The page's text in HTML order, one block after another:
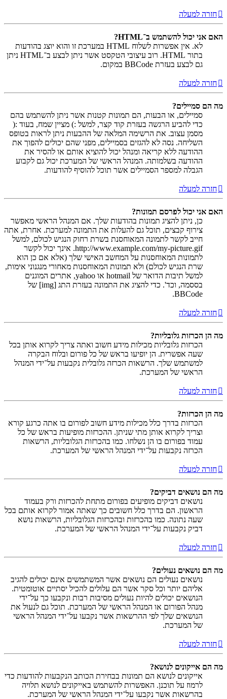
חזרה למעלה
האם אני יכול להשתמש ב־HTML?
לא. אין אפשרות לשלוח HTML במערכת זו והוא יוצג בהודעות
בתור HTML. רוב עיצובי הטקסט אשר ניתן לבצע ב־HTML ניתן
גם לבצע בעזרת BBCode במקום.
חזרה למעלה
מה הם סמיילים?
סמיילים, או הבעות, הם תמונות קטנות אשר ניתן להשתמש בהם
כדי להביע הרגשה בעזרת קוד קצר, למשל :) מציין שמח, בעוד :(
מסמן עצוב. את הרשימה המלאה של ההבעות ניתן לראות בטופס
השליחה. נסה לא להגזים בסמיילים, מפני שהם יכולים להפוך את
ההודעה ללא קריאה ומנהל יכול להוציא אותם או להסיר את
ההודעה בשלמותה. המנהל הראשי של המערכת יכול גם לקבוע
הגבלה למספר הסמיילים אשר תוכל להוסיף להודעות.
חזרה למעלה
האם אני יכול לפרסם תמונות?
כן, ניתן להציג תמונות בהודעות שלך. אם המנהל הראשי מאפשר
צירוף קבצים, תוכל גם להעלות את התמונה למערכת. אחרת, אתה
חייב לקשר לתמונה המאוחסנת בשרת רחוק הנגיש לכולם, למשל
http://www.example.com/my-picture.gif. אינך יכול לקשר
לתמונות המאוחסנות על המחשב האישי שלך (אלא אם כן הוא
שרת הנגיש לכולם) ולא תמונות המאוחסנות מאחורי מנגנוני אימות,
למשל תיבות הדואר של hotmail או yahoo, אתרים המוגנים
בססמה, וכד'. כדי להציג את התמונה בעזרת התג [img] של
BBCode.
חזרה למעלה
מה הן הכרזות גלובליות?
הכרזות גלובליות מכילות מידע חשוב ואתה צריך לקרוא אותן בכל
שעה אפשרית. הן יופיעו בראש של כל פורום ובלוח הבקרה
למשתמש שלך. הרשאות הכרזה גלובלית נקבעות על־ידי המנהל
הראשי של המערכת.
חזרה למעלה
מה הן הכרזות?
הכרזות בדרך כלל מכילות מידע חשוב לפורום בו אתה כרגע קורא
וצריך לקרוא אותן מתי שניתן. ההכרזות מופיעות בראש של כל
עמוד בפורום בו הן נשלחו. כמו בהכרזות הגלובליות, הרשאות
הכרזה נקבעות על־ידי המנהל הראשי של המערכת.
חזרה למעלה
מה הם נושאים דביקים?
נושאים דביקים מופיעים בפורום מתחת להכרזות ורק בעמוד
הראשון. הם בדרך כלל חשובים כך שאתה אמור לקרוא אותם בכל
שעה נתונה. כמו בהכרזות ובהכרזות הגלובליות, הרשאות נושא
דביק נקבעות על־ידי המנהל הראשי של המערכת.
חזרה למעלה
מה הם נושאים נעולים?
נושאים נעולים הם נושאים אשר המשתמשים אינם יכולים להגיב
אליהם יותר וכל סקר אשר הם עלולים להכיל יסתיים אוטומטית.
הנושאים יכולים להיות נעולים מסיבות רבות ונקבעו כך על־ידי
מנהל הפורום או המנהל הראשי של המערכת. תוכל גם לנעול את
הנושאים שלך לפי ההרשאות אשר נקבעו על־ידי המנהל הראשי
של המערכת.
חזרה למעלה
מה הם אייקונים לנושא?
אייקונים לנושא הם תמונות בבחירת הכותב הנקבעות להודעות כדי
לרמוז על תוכנן. האפשרות להשתמש באייקונים לנושא תלויה
בהרשאות אשר נקבעו על־ידי המנהל הראשי של המערכת.